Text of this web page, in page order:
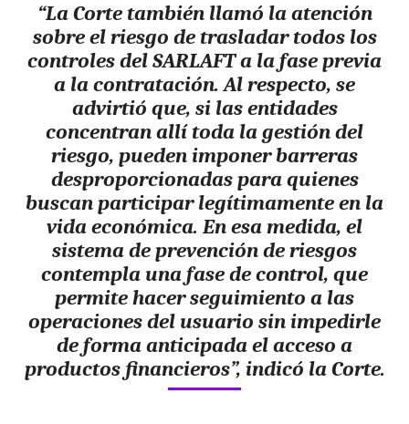
“La Corte también llamó la atención
sobre el riesgo de trasladar todos los
controles del SARLAFT a la fase previa
a la contratación. Al respecto, se
advirtió que, si las entidades
concentran allí toda la gestión del
riesgo, pueden imponer barreras
desproporcionadas para quienes
buscan participar legítimamente en la
vida económica. En esa medida, el
sistema de prevención de riesgos
contempla una fase de control, que
permite hacer seguimiento a las
operaciones del usuario sin impedirle
de forma anticipada el acceso a
productos financieros”, indicó la Corte.